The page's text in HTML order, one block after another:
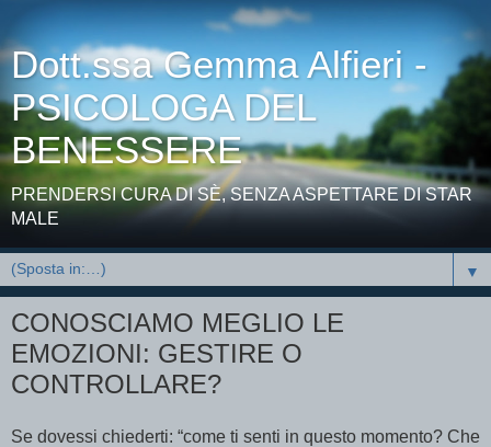
Dott.ssa Gemma Alfieri -
PSICOLOGA DEL
BENESSERE
PRENDERSI CURA DI SÈ, SENZA ASPETTARE DI STAR
MALE
▼
CONOSCIAMO MEGLIO LE
EMOZIONI: GESTIRE O
CONTROLLARE?
Se dovessi chiederti: “come ti senti in questo momento? Che